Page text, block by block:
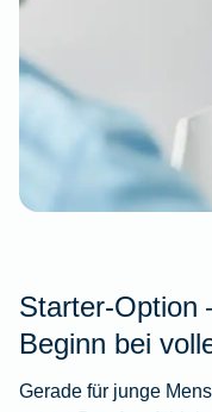
Starter-Option
Beginn bei
Gerade für junge